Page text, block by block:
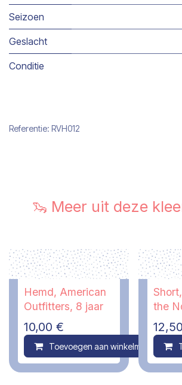
Seizoen
Geslacht
Conditie
Referentie: RVH012
🦦 Meer uit deze
Hemd, American
Outfitters, 8 jaar
10,00 €
Toevoegen aan winkelmandje
the
12,50